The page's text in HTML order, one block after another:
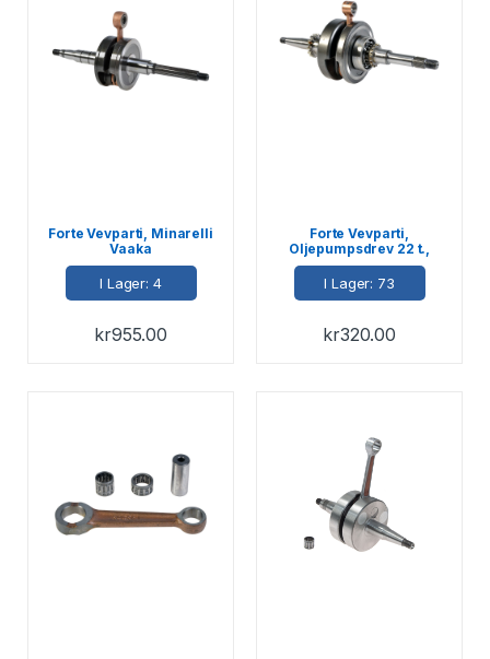
Forte Vevparti, Minarelli
Vaaka
I Lager: 4
kr955.00
Forte Vevparti,
Oljepumpsdrev 22 t.,
Kina-scooters 4-T 50cc /
SYM 4-T
I Lager: 73
kr320.00